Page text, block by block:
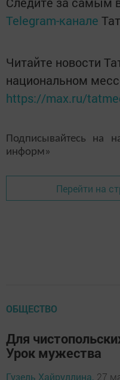
Telegram-канале
Читайте новости
национальном
https://max.ru/
Подписывайтесь на
информ»
Перейти на
ОБЩЕСТВО
Для
Урок мужества
Гузель Хайруллина, 27